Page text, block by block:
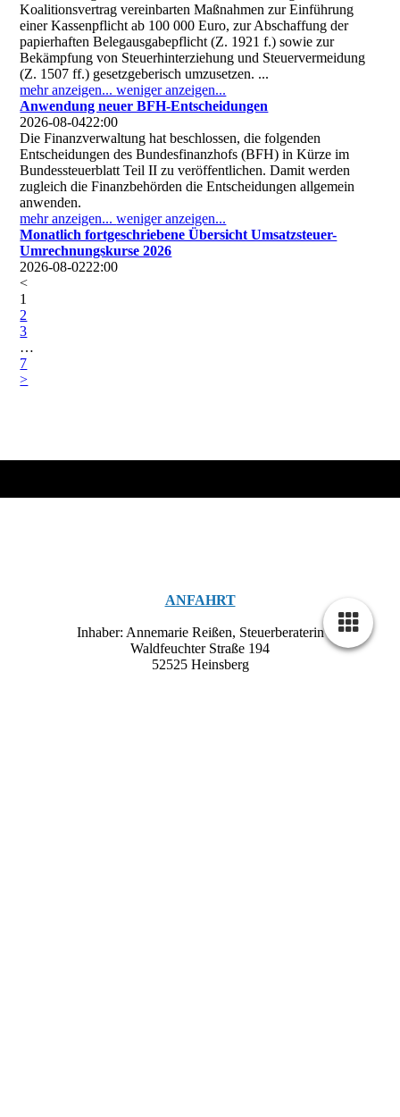
Koalitionsvertrag vereinbarten Maßnahmen zur Einführung
einer Kassenpflicht ab 100 000 Euro, zur Abschaffung der
papierhaften Belegausgabepflicht (Z. 1921 f.) sowie zur
Bekämpfung von Steuerhinterziehung und Steuervermeidung
(Z. 1507 ff.) gesetzgeberisch umzusetzen. ...
mehr anzeigen...weniger anzeigen...
Anwendung neuer BFH-Entscheidungen
2026-08-0422:00
Die Finanzverwaltung hat beschlossen, die folgenden
Entscheidungen des Bundesfinanzhofs (BFH) in Kürze im
Bundessteuerblatt Teil II zu veröffentlichen. Damit werden
zugleich die Finanzbehörden die Entscheidungen allgemein
anwenden.
mehr anzeigen...weniger anzeigen...
Monatlich fortgeschriebene Übersicht Umsatzsteuer-
Umrechnungskurse 2026
2026-08-0222:00
<
1
2
3
…
7
>
ANFAHRT
Inhaber: Annemarie Reißen, Steuerberaterin
Waldfeuchter Straße 194
52525 Heinsberg